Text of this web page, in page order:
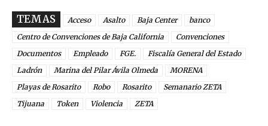
TEMAS Acceso Asalto Baja Center
banco
Centro de Convenciones de Baja California
Convenciones
Documentos
Empleado FGE.
Fiscalía General del Estado
Ladrón
Marina del Pilar Ávila Olmeda
MORENA
Playas de Rosarito
Robo Rosarito
Semanario ZETA
Tijuana
Token Violencia ZETA